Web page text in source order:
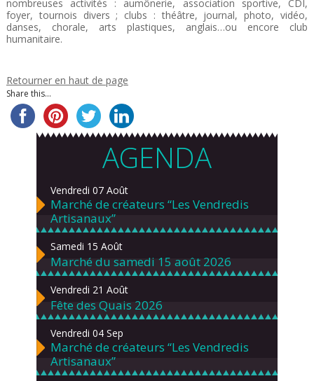
nombreuses activités : aumônerie, association sportive, CDI,
foyer, tournois divers ; clubs : théâtre, journal, photo, vidéo,
danses, chorale, arts plastiques, anglais…ou encore club
humanitaire.
Retourner en haut de page
Share this...
AGENDA
Vendredi 07 Août
Marché de créateurs “Les Vendredis
Artisanaux”
Samedi 15 Août
Marché du samedi 15 août 2026
Vendredi 21 Août
Fête des Quais 2026
Vendredi 04 Sep
Marché de créateurs “Les Vendredis
Artisanaux”